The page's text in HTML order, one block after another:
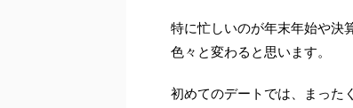
特に忙しいのが年末年始や決
色々と変わると思います。
初めてのデートでは、まった